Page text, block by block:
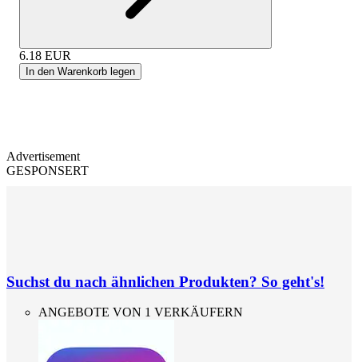
6.18 EUR
In den Warenkorb legen
Advertisement
GESPONSERT
Suchst du nach ähnlichen Produkten? So geht's!
ANGEBOTE VON 1 VERKÄUFERN